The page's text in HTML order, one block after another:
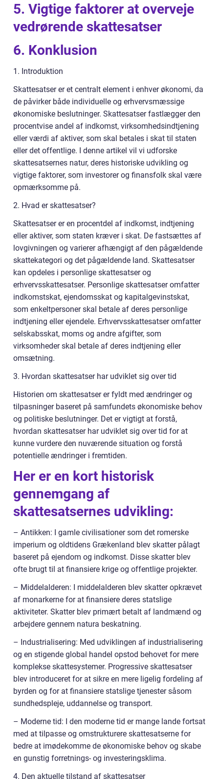
5. Vigtige faktorer at overveje
vedrørende skattesatser
6. Konklusion
1. Introduktion
Skattesatser er et centralt element i enhver økonomi, da
de påvirker både individuelle og erhvervsmæssige
økonomiske beslutninger. Skattesatser fastlægger den
procentvise andel af indkomst, virksomhedsindtjening
eller værdi af aktiver, som skal betales i skat til staten
eller det offentlige. I denne artikel vil vi udforske
skattesatsernes natur, deres historiske udvikling og
vigtige faktorer, som investorer og finansfolk skal være
opmærksomme på.
2. Hvad er skattesatser?
Skattesatser er en procentdel af indkomst, indtjening
eller aktiver, som staten kræver i skat. De fastsættes af
lovgivningen og varierer afhængigt af den pågældende
skattekategori og det pågældende land. Skattesatser
kan opdeles i personlige skattesatser og
erhvervsskattesatser. Personlige skattesatser omfatter
indkomstskat, ejendomsskat og kapitalgevinstskat,
som enkeltpersoner skal betale af deres personlige
indtjening eller ejendele. Erhvervsskattesatser omfatter
selskabsskat, moms og andre afgifter, som
virksomheder skal betale af deres indtjening eller
omsætning.
3. Hvordan skattesatser har udviklet sig over tid
Historien om skattesatser er fyldt med ændringer og
tilpasninger baseret på samfundets økonomiske behov
og politiske beslutninger. Det er vigtigt at forstå,
hvordan skattesatser har udviklet sig over tid for at
kunne vurdere den nuværende situation og forstå
potentielle ændringer i fremtiden.
Her er en kort historisk
gennemgang af
skattesatsernes udvikling:
– Antikken: I gamle civilisationer som det romerske
imperium og oldtidens Grækenland blev skatter pålagt
baseret på ejendom og indkomst. Disse skatter blev
ofte brugt til at finansiere krige og offentlige projekter.
– Middelalderen: I middelalderen blev skatter opkrævet
af monarkerne for at finansiere deres statslige
aktiviteter. Skatter blev primært betalt af landmænd og
arbejdere gennem natura beskatning.
– Industrialisering: Med udviklingen af industrialisering
og en stigende global handel opstod behovet for mere
komplekse skattesystemer. Progressive skattesatser
blev introduceret for at sikre en mere ligelig fordeling af
byrden og for at finansiere statslige tjenester såsom
sundhedspleje, uddannelse og transport.
– Moderne tid: I den moderne tid er mange lande fortsat
med at tilpasse og omstrukturere skattesatserne for
bedre at imødekomme de økonomiske behov og skabe
en gunstig forretnings- og investeringsklima.
4. Den aktuelle tilstand af skattesatser